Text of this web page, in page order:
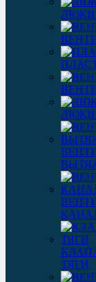
ЛЮКИ
ЛЮКИ
ТЯГИ